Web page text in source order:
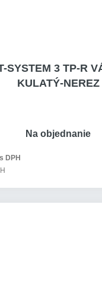
SYSTEM 3 TP-R
KULATÝ-NEREZ
s DPH
Na objednanie